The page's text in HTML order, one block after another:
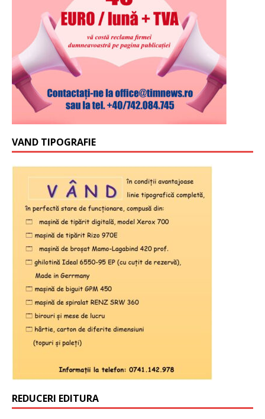
VAND TIPOGRAFIE
REDUCERI EDITURA